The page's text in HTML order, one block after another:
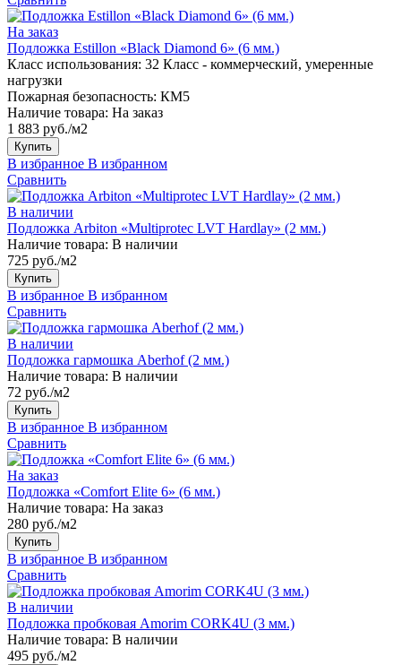
На заказ
Подложка Estillon «Black Diamond 6» (6 мм.)
Класс использования: 32 Класс - коммерческий, умеренные
нагрузки
Пожарная безопасность: КМ5
Наличие товара: На заказ
1 883 руб./м2
Купить
В избранное В избранном
Сравнить
В наличии
Подложка Arbiton «Multiprotec LVT Hardlay» (2 мм.)
Наличие товара: В наличии
725 руб./м2
Купить
В избранное В избранном
Сравнить
В наличии
Подложка гармошка Aberhof (2 мм.)
Наличие товара: В наличии
72 руб./м2
Купить
В избранное В избранном
Сравнить
На заказ
Подложка «Comfort Elite 6» (6 мм.)
Наличие товара: На заказ
280 руб./м2
Купить
В избранное В избранном
Сравнить
В наличии
Подложка пробковая Amorim CORK4U (3 мм.)
Наличие товара: В наличии
495 руб./м2